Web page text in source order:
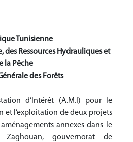
Tunisienne
des Ressources Hydrauliques et
la Pêche
des Forêts
d’Intérêt (A.M.I) pour le
et l’exploitation de deux projets
annexes dans le
gouvernorat de